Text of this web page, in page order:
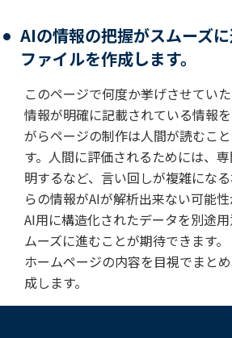
AIの情報の把握がスムーズ
ファイルを作成します。
このページで何度か挙げさせてい
情報が明確に記載されている情報
がらページの制作は人間が読むこ
す。人間に評価されるためには、
明するなど、言い回しが複雑にな
らの情報がAIが解析出来ない可能
AI用に構造化されたデータを別途
ムーズに進むことが期待できます。
ホームページの内容を目視でまと
成します。